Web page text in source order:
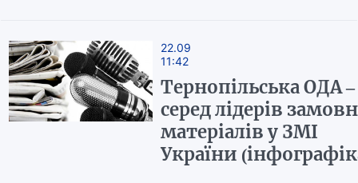
22.09
11:42
Тернопільська ОДА –
серед лідерів
матеріалів у ЗМІ
України